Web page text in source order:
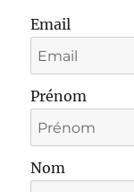
Email
Prénom
Nom